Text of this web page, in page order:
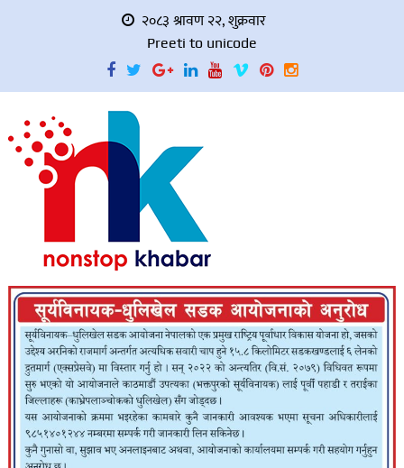
२०८३ श्रावण २२, शुक्रवार
Preeti to unicode